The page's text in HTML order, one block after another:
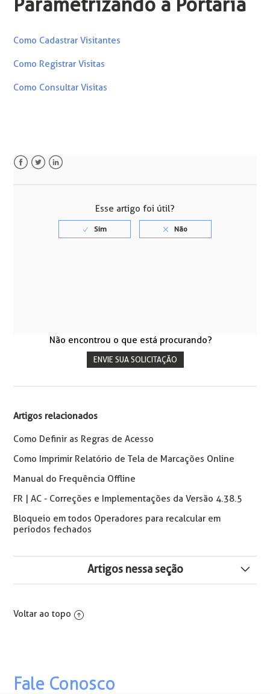
Parametrizando a Portaria
Como Cadastrar Visitantes
Como Registrar Visitas
Como Consultar Visitas
Esse artigo foi útil?
Não encontrou o que está procurando?
ENVIE SUA SOLICITAÇÃO
Artigos relacionados
Como Definir as Regras de Acesso
Como Imprimir Relatório de Tela de Marcações Online
Manual do Frequência Offline
FR | AC - Correções e Implementações da Versão 4.38.5
Bloqueio em todos Operadores para recalcular em
períodos fechados
Artigos nessa seção
Frequência
Manual do Frequência Offline
Voltar ao topo
Fale Conosco